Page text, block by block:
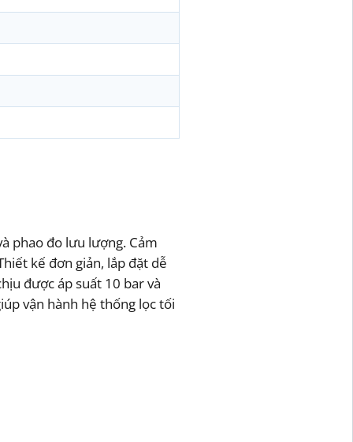
phao đo lưu lượng. Cảm
kế đơn giản, lắp đặt dễ
được áp suất 10 bar và
vận hành hệ thống lọc tối